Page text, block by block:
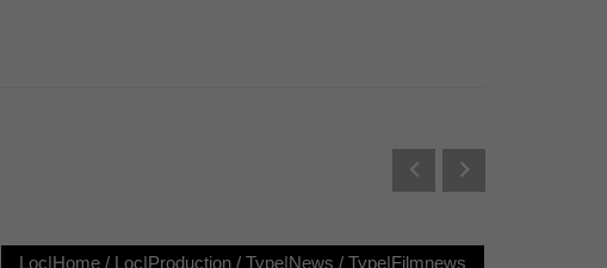
Loc|Home/ Loc|Production/ Type|News / Type|Filmnews